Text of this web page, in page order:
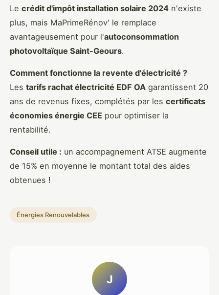
Le crédit d'impôt installation solaire 2024 n'existe
plus, mais MaPrimeRénov' le remplace
avantageusement pour l'autoconsommation
photovoltaïque Saint-Geours.
Comment fonctionne la revente d'électricité ?
Les tarifs rachat électricité EDF OA garantissent 20
ans de revenus fixes, complétés par les certificats
économies énergie CEE pour optimiser la
rentabilité.
Conseil utile : un accompagnement ATSE augmente
de 15% en moyenne le montant total des aides
obtenues !
Énergies Renouvelables
J